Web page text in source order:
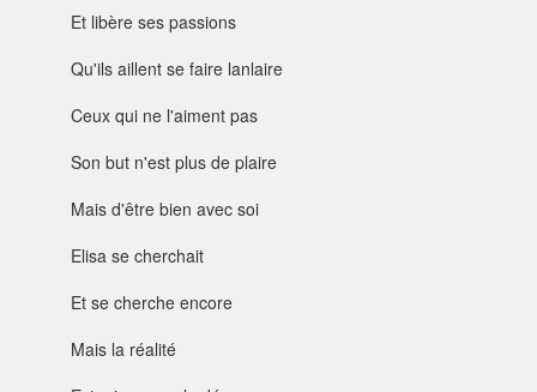
Et libère ses passions
Qu'ils aillent se faire lanlaire
Ceux qui ne l'aiment pas
Son but n'est plus de plaire
Mais d'être bien avec soi
Elisa se cherchait
Et se cherche encore
Mais la réalité